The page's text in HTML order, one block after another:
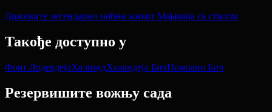
Доживите легендарни ноћни живот Мајамија са стилом
Такође доступно у
Форт ЛодердејлХоливудХаландејл БичПомпано Бич
Резервишите вожњу сада